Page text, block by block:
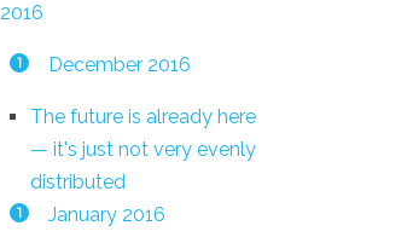
2016
1 December 2016
The future is already here
— it's just not very evenly
distributed
1 January 2016